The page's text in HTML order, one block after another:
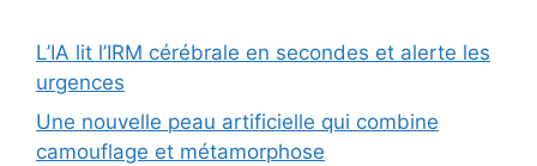
L’IA lit l’IRM cérébrale en secondes et alerte les
urgences
Une nouvelle peau artificielle qui combine
camouflage et métamorphose